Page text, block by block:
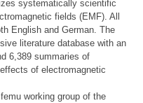
systematically scientific
fields (EMF). All
English and German. The
literature database with an
6,389 summaries of
of electromagnetic
working group of the